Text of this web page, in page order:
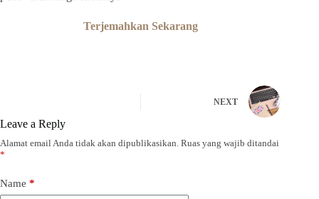
Terjemahkan Sekarang
NEXT
Leave a Reply
Alamat email Anda tidak akan dipublikasikan. Ruas yang wajib ditandai
*
Name *